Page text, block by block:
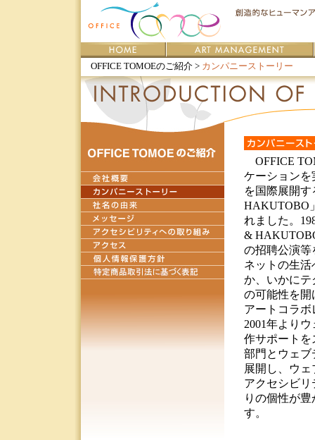
OFFICE TOMOEのご紹介 > カンパニーストーリー
OFFICE
ケーションを
を国際展開
HAKUTOBO
れました。
&
の招聘公演等
ネットの生
か、いかにテ
の可能性を開
アートコラ
2001年より
作サポートを
部門とウェブ
展開し、ウ
アクセシビ
りの個性が
す。